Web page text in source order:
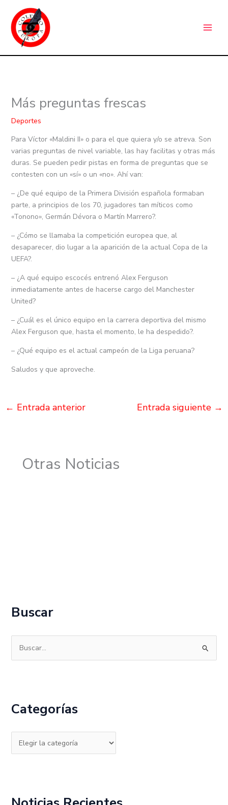
contenido
Más preguntas frescas
Deportes
Para Víctor «Maldini II» o para el que quiera y/o se atreva. Son
varias preguntas de nivel variable, las hay facilitas y otras más
duras. Se pueden pedir pistas en forma de preguntas que se
contesten con un «sí» o un «no». Ahí van:
– ¿De qué equipo de la Primera División española formaban
parte, a principios de los 70, jugadores tan míticos como
«Tonono», Germán Dévora o Martín Marrero?.
– ¿Cómo se llamaba la competición europea que, al
desaparecer, dio lugar a la aparición de la actual Copa de la
UEFA?.
– ¿A qué equipo escocés entrenó Alex Ferguson
inmediatamente antes de hacerse cargo del Manchester
United?
– ¿Cuál es el único equipo en la carrera deportiva del mismo
Alex Ferguson que, hasta el momento, le ha despedido?.
– ¿Qué equipo es el actual campeón de la Liga peruana?
Saludos y que aproveche.
← Entrada anterior Entrada siguiente →
Otras Noticias
Buscar
u
a
p
Categorías
a
t
a
s